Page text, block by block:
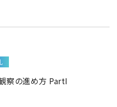
察の進め方 PartI